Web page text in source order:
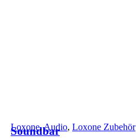
Soundbar
Loxone,Audio, Loxone Zubehör